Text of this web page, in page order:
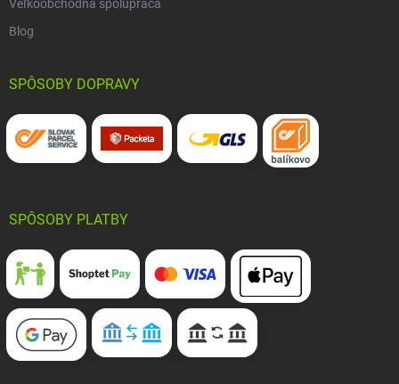
Veľkoobchodná spolupráca
Blog
SPÔSOBY DOPRAVY
SPÔSOBY PLATBY